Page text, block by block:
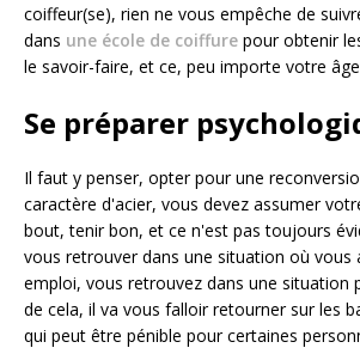
coiffeur(se), rien ne vous empêche de
dans une école de coiffure pour obtenir
le savoir-faire, et ce, peu importe votre
Se préparer
Il faut y penser, opter pour une
caractère d'acier, vous devez assumer
bout, tenir bon, et ce n'est pas toujours
vous retrouver dans une situation où vous
emploi, vous retrouvez dans une situation
de cela, il va vous falloir retourner sur les
qui peut être pénible pour certaines